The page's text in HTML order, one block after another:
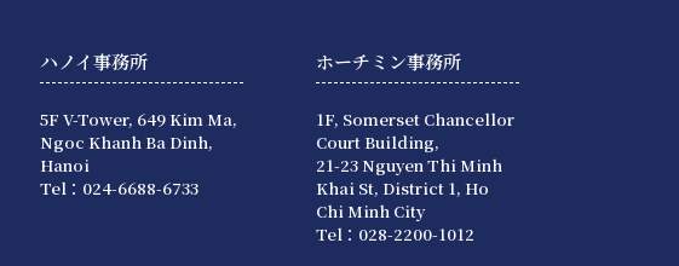
ハノイ事務所
5F V-Tower, 649 Kim Ma,
Ngoc Khanh Ba Dinh,
Hanoi
Tel：024-6688-6733
ホーチミン事務所
1F, Somerset Chancellor
Court Building,
21-23 Nguyen Thi Minh
Khai St, District 1, Ho
Chi Minh City
Tel：028-2200-1012